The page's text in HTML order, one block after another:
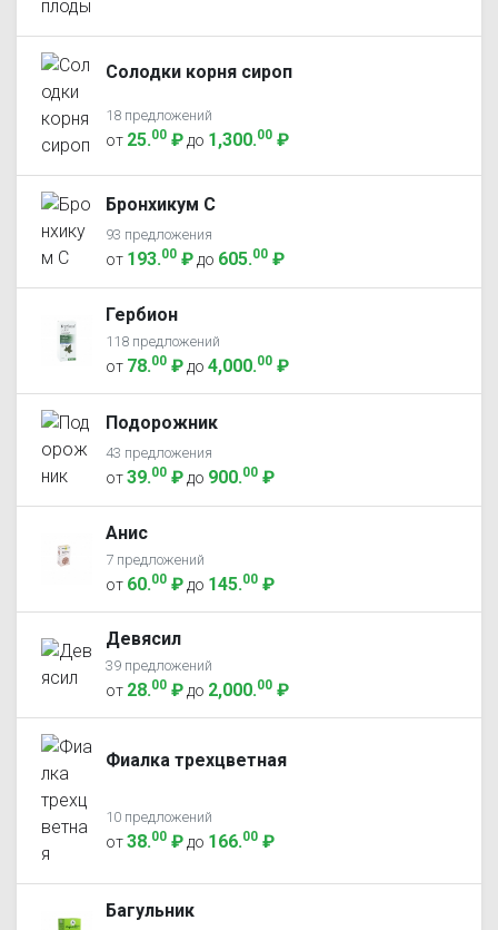
Солодки корня сироп
18 предложений
от 25.00 ₽ до 1,300.00 ₽
Бронхикум С
93 предложения
от 193.00 ₽ до 605.00 ₽
Гербион
118 предложений
от 78.00 ₽ до 4,000.00 ₽
Подорожник
43 предложения
от39.00 ₽ до 900.00 ₽
Анис
7 предложений
от 60.00 ₽ до 145.00 ₽
Девясил
39 предложений
от 28.00 ₽ до 2,000.00 ₽
Фиалка трехцветная
10 предложений
от38.00 ₽ до 166.00 ₽
Багульник